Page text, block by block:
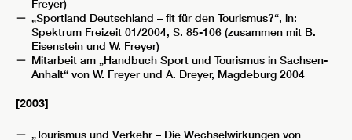
Freyer)
„Sportland Deutschland – fit für den Tourismus?“, in:
Spektrum Freizeit 01/2004, S. 85-106 (zusammen mit B.
Eisenstein und W. Freyer)
Mitarbeit am „Handbuch Sport und Tourismus in Sachsen-
Anhalt“ von W. Freyer und A. Dreyer, Magdeburg 2004
[2003]
„Tourismus und Verkehr – Die Wechselwirkungen von